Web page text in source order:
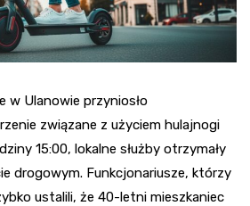
w Ulanowie przyniosło
związane z użyciem hulajnogi
15:00, lokalne służby otrzymały
drogowym. Funkcjonariusze, którzy
ustalili, że 40-letni mieszkaniec